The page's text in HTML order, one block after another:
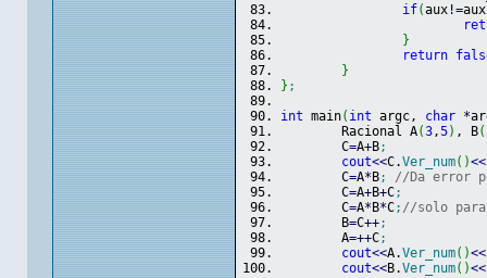
if(aux!=
}
return
}
} ;
int main( int argc, char *
	Racional A
(3,5) , B(
	C
=A+B;
cout<<C.Ver_num( )<<
	C
=A* B;
//Da error
	C
=A+B+C;
	C
=A* B*C; //solo
	B
=C++;
	A
=++C;
cout<<A.Ver_num( )<<
cout<<B.Ver_num( )<<